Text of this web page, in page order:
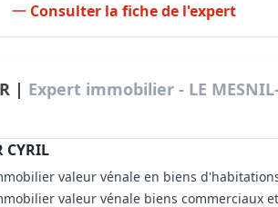
Consulter la fiche de l'expert
| Expert immobilier - LE
CYRIL
valeur vénale en biens
valeur vénale biens commerciaux